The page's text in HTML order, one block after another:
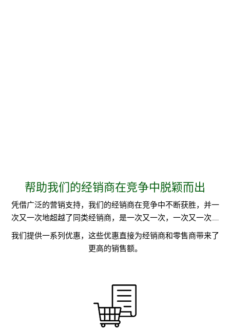
帮助我们的经销商在竞争中脱颖而出
凭借广泛的营销支持，我们的经销商在竞争中不断获胜，并一
次又一次地超越了同类经销商，是一次又一次，一次又一次……
我们提供一系列优惠，这些优惠直接为经销商和零售商带来了
更高的销售额。